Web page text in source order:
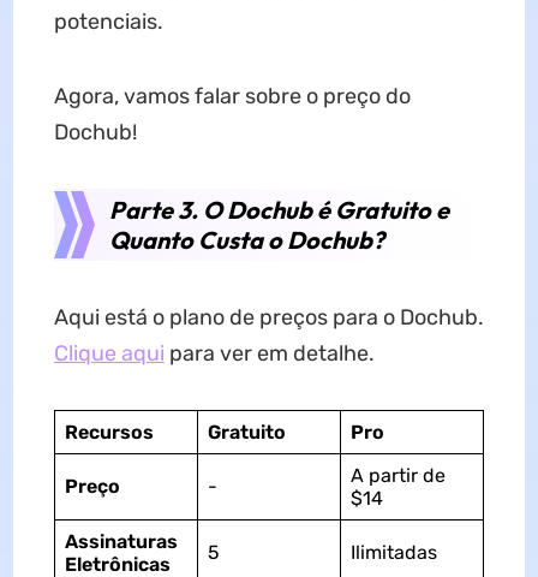
potenciais.
Agora, vamos falar sobre o preço do
Dochub!
Parte 3. O Dochub é Gratuito e
Quanto Custa o Dochub?
Aqui está o plano de preços para o Dochub.
Clique aqui para ver em detalhe.
Recursos Gratuito Pro
Preço -
A partir de
$14
Assinaturas
Eletrônicas
5 Ilimitadas